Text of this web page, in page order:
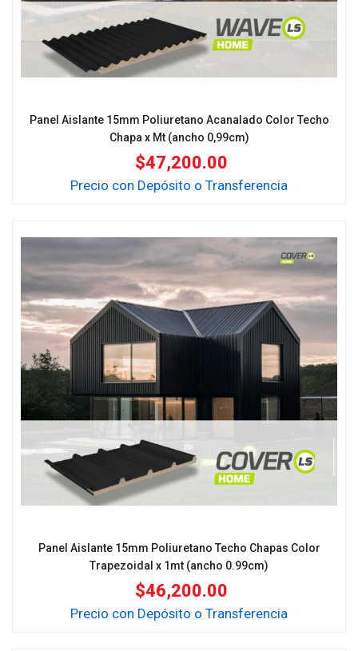
Panel Aislante 15mm Poliuretano Acanalado Color Techo
Chapa x Mt (ancho 0,99cm)
$47,200.00
Precio con Depósito o Transferencia
Panel Aislante 15mm Poliuretano Techo Chapas Color
Trapezoidal x 1mt (ancho 0.99cm)
$46,200.00
Precio con Depósito o Transferencia